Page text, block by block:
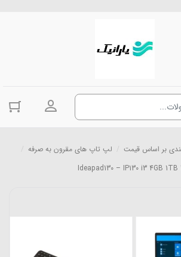
ورود به
بر اساس قیمت لپ تاپ های مقرون به صرفه